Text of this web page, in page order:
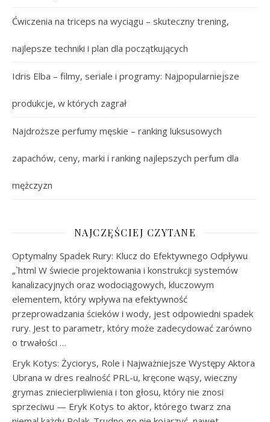
Ćwiczenia na triceps na wyciągu – skuteczny trening,
najlepsze techniki i plan dla początkujących
Idris Elba – filmy, seriale i programy: Najpopularniejsze
produkcje, w których zagrał
Najdroższe perfumy męskie – ranking luksusowych
zapachów, ceny, marki i ranking najlepszych perfum dla
mężczyzn
NAJCZĘŚCIEJ CZYTANE
Optymalny Spadek Rury: Klucz do Efektywnego Odpływu
„`html W świecie projektowania i konstrukcji systemów
kanalizacyjnych oraz wodociągowych, kluczowym
elementem, który wpływa na efektywność
przeprowadzania ścieków i wody, jest odpowiedni spadek
rury. Jest to parametr, który może zadecydować zarówno
o trwałości …
Eryk Kotys: Życiorys, Role i Najważniejsze Występy Aktora
Ubrana w dres realność PRL-u, kręcone wąsy, wieczny
grymas zniecierpliwienia i ton głosu, który nie znosi
sprzeciwu — Eryk Kotys to aktor, którego twarz zna